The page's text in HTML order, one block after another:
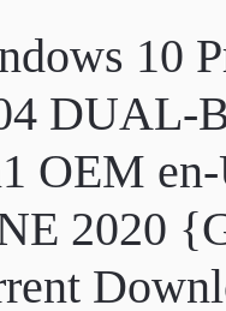
10
DUAL-
OEM
2020